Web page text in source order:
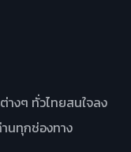
างๆ ทั่วไทยสนใจลง
นทุกช่องทาง